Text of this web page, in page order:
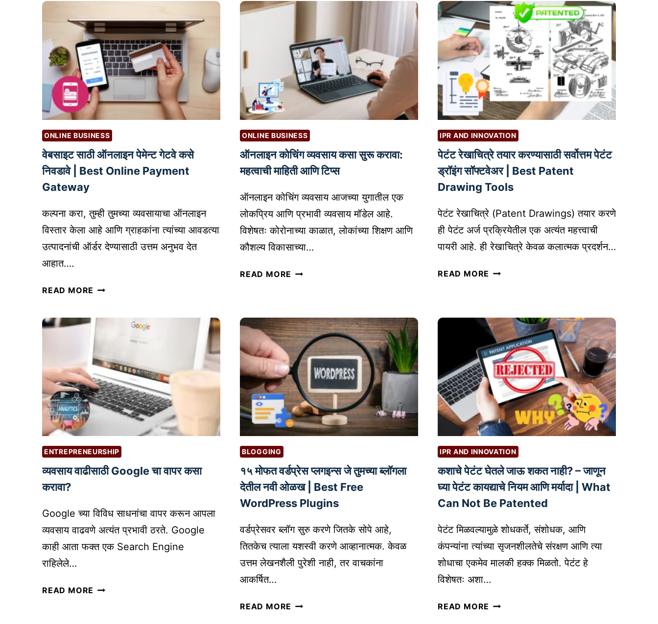
ग
पो
स्ट
क
से
लि
हा
वे
:
S
E
O
च
कां
सा
पू
र्ग
द
र्श
क
|
W
R
I
N
G
T
T
R
O
मो
मि
ळ
व
ण्या
सा
म
ह
त्वा
उ
य
पो
र्ट
फो
लि
ओ
त
या
र
क
र
ण्या
चे
म
त्त्व
आ
णि
प
ती
ONLINE BUSINESS
वेबसाइट साठी ऑनलाइन पेमेन्ट गेटवे कसे
निवडावे | Best Online Payment
Gateway
कल्पना करा, तुम्ही तुमच्या व्यवसायाचा ऑनलाइन
विस्तार केला आहे आणि ग्राहकांना त्यांच्या आवडत्या
उत्पादनांची ऑर्डर देण्यासाठी उत्तम अनुभव देत
आहात….
READ MORE वे
इ
ट
सा
ठी
ऑ
न
ला
पे
मे
न्ट
वे
क
नि
वे
ONLINE BUSINESS
ऑनलाइन कोचिंग व्यवसाय कसा सुरू करावा:
महत्वाची माहिती आणि टिप्स
ऑनलाइन कोचिंग व्यवसाय आजच्या युगातील एक
लोकप्रिय आणि प्रभावी व्यवसाय मॉडेल आहे.
विशेषतः कोरोनाच्या काळात, लोकांच्या शिक्षण आणि
कौशल्य विकासाच्या…
READ MORE ऑ
न
को
चिं
ग
व्य
व
सा
य
क
रू
क
वा
म
ह
त्वा
IPR AND INNOVATION
पेटंट रेखाचित्रे तयार करण्यासाठी सर्वोत्तम पेटंट
ड्रॉइंग सॉफ्टवेअर | Best Patent
Drawing Tools
पेटंट रेखाचित्रे (Patent Drawings) तयार करणे
ही पेटंट अर्ज प्रक्रियेतील एक अत्यंत महत्त्वाची
पायरी आहे. ही रेखाचित्रे केवळ कलात्मक प्रदर्शन…
READ MORE पे
खा
चि
त्रे
त
या
र
क
र
ण्या
ठी
स
र्वो
म
टं
ट
ड्रॉ
ENTREPRENEURSHIP
व्यवसाय वाढीसाठी Google चा वापर कसा
करावा?
Google च्या विविध साधनांचा वापर करून आपला
व्यवसाय वाढवणे अत्यंत प्रभावी ठरते. Google
काही आता फक्त एक Search Engine
राहिलेले…
READ MORE व्य
BLOGGING
१५ मोफत वर्डप्रेस प्लगइन्स जे तुमच्या ब्लॉगला
देतील नवी ओळख | Best Free
WordPress Plugins
वर्डप्रेसवर ब्लॉग सुरु करणे जितके सोपे आहे,
तितकेच त्याला यशस्वी करणे आव्हानात्मक. केवळ
उत्तम लेखनशैली पुरेशी नाही, तर वाचकांना
आकर्षित…
READ MORE १
IPR AND INNOVATION
कशाचे पेटंट घेतले जाऊ शकत नाही? – जाणून
घ्या पेटंट कायद्याचे नियम आणि मर्यादा | What
Can Not Be Patented
पेटंट मिळवल्यामुळे शोधकर्ते, संशोधक, आणि
कंपन्यांना त्यांच्या सृजनशीलतेचे संरक्षण आणि त्या
शोधाचा एकमेव मालकी हक्क मिळतो. पेटंट हे
विशेषतः अशा…
READ MORE क